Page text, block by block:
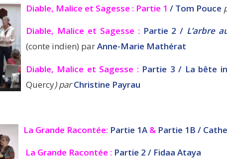
Diable, Malice et Sagesse : Partie 1 / Tom Pouce
Diable, Malice et Sagesse : Partie 2 / L’arbre
(conte indien) parAnne-Marie Mathérat
Diable, Malice et Sagesse : Partie 3 / La bête
Quercy) parChristine Payrau
La Grande Racontée: Partie 1A& Partie 1B /
La Grande Racontée : Partie 2 / Fidaa Ataya